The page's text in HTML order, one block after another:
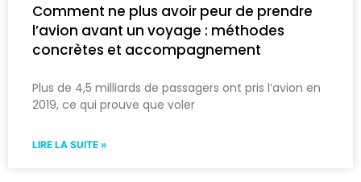
Comment ne plus avoir peur de prendre
l’avion avant un voyage : méthodes
concrètes et accompagnement
Plus de 4,5 milliards de passagers ont pris l’avion en
2019, ce qui prouve que voler
LIRE LA SUITE »